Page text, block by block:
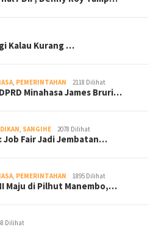
Kalau Kurang …
, PEMERINTAHAN 2118 Dilihat
Minahasa James Bruri…
, SANGIHE 2078 Dilihat
Job Fair Jadi Jembatan…
, PEMERINTAHAN 1895 Dilihat
Maju di Pilhut Manembo,…
Dilihat